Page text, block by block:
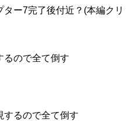
ー7完了後付近？(本編クリ
るので全て倒す
するので全て倒す